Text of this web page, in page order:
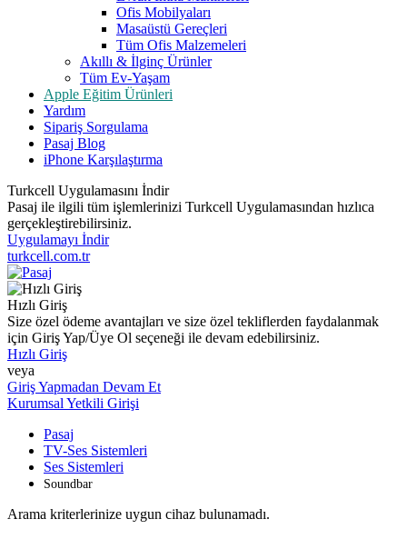
Ofis Mobilyaları
Masaüstü Gereçleri
Tüm Ofis Malzemeleri
Akıllı & İlginç Ürünler
Tüm Ev-Yaşam
Apple Eğitim Ürünleri
Yardım
Sipariş Sorgulama
Pasaj Blog
iPhone Karşılaştırma
Turkcell Uygulamasını İndir
Pasaj ile ilgili tüm işlemlerinizi Turkcell Uygulamasından hızlıca
gerçekleştirebilirsiniz.
Uygulamayı İndir
turkcell.com.tr
Hızlı Giriş
Size özel ödeme avantajları ve size özel tekliflerden faydalanmak
için Giriş Yap/Üye Ol seçeneği ile devam edebilirsiniz.
Hızlı Giriş
veya
Giriş Yapmadan Devam Et
Kurumsal Yetkili Girişi
Pasaj
TV-Ses Sistemleri
Ses Sistemleri
Soundbar
Arama kriterlerinize uygun cihaz bulunamadı.